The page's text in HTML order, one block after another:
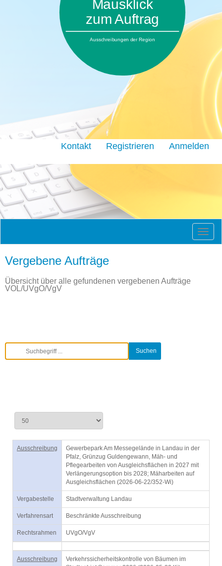
Mausklick
zum Auftrag
Ausschreibungen der Region
Kontakt Registrieren Anmelden
Vergebene Aufträge
Übersicht über alle gefundenen vergebenen Aufträge
VOL/UVgO/VgV
Ausschreibung
Gewerbepark Am Messegelände in Landau in der
Pfalz, Grünzug Guldengewann, Mäh- und
Pflegearbeiten von Ausgleichsflächen in 2027 mit
Verlängerungsoption bis 2028; Mäharbeiten auf
Ausgleichsflächen (2026-06-22/352-Wi)
Vergabestelle Stadtverwaltung Landau
Verfahrensart Beschränkte Ausschreibung
Rechtsrahmen UVgO/VgV
Ausschreibung
Verkehrssicherheitskontrolle von Bäumen im